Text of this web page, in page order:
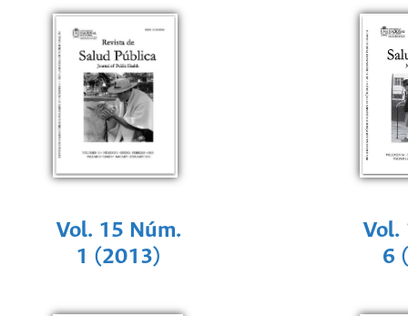
Vol. 15 Núm.
1 (2013)
Vol.
6